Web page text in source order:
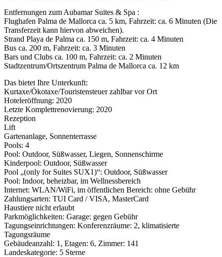
Entfernungen zum Aubamar Suites & Spa :
Flughafen Palma de Mallorca ca. 5 km, Fahrzeit: ca. 6 Minuten (Die
Transferzeit kann hiervon abweichen).
Strand Playa de Palma ca. 150 m, Fahrzeit: ca. 4 Minuten
Bus ca. 200 m, Fahrzeit: ca. 3 Minuten
Bars und Clubs ca. 100 m, Fahrzeit: ca. 2 Minuten
Stadtzentrum/Ortszentrum Palma de Mallorca ca. 12 km
Das bietet Ihre Unterkunft:
Kurtaxe/Ökotaxe/Touristensteuer zahlbar vor Ort
Hoteleröffnung: 2020
Letzte Komplettrenovierung: 2020
Rezeption
Lift
Gartenanlage, Sonnenterrasse
Pools: 4
Pool: Outdoor, Süßwasser, Liegen, Sonnenschirme
Kinderpool: Outdoor, Süßwasser
Pool „(only for Suites SUX1)“: Outdoor, Süßwasser
Pool: Indoor, beheizbar, im Wellnessbereich
Internet: WLAN/WiFi, im öffentlichen Bereich: ohne Gebühr
Zahlungsarten: TUI Card / VISA, MasterCard
Haustiere nicht erlaubt
Parkmöglichkeiten: Garage: gegen Gebühr
Tagungseinrichtungen: Konferenzräume: 2, klimatisierte
Tagungsräume
Gebäudeanzahl: 1, Etagen: 6, Zimmer: 141
Landeskategorie: 5 Sterne